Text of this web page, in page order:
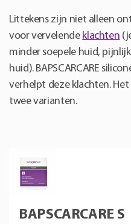
Littekens zijn niet alleen
voor vervelende klachten
minder soepele huid,
huid). BAPSCARCARE
verhelpt deze klachten.
twee varianten.
BAPSCARCARE S